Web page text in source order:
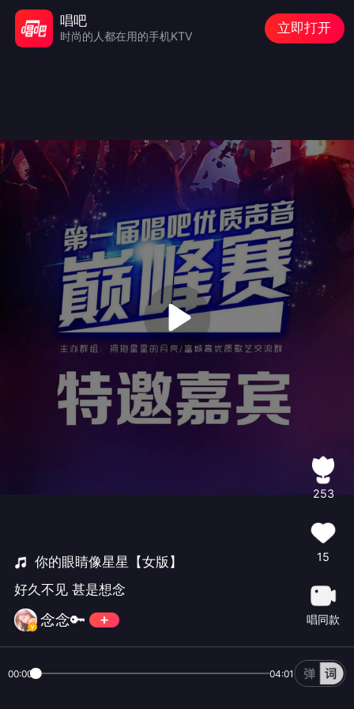
你的眼睛像星星【女版】
好久不见 甚是想念
念念🔑
253
15
唱同款
00:00 04:01
唱吧
时尚的人都在用的手机KTV
立即打开